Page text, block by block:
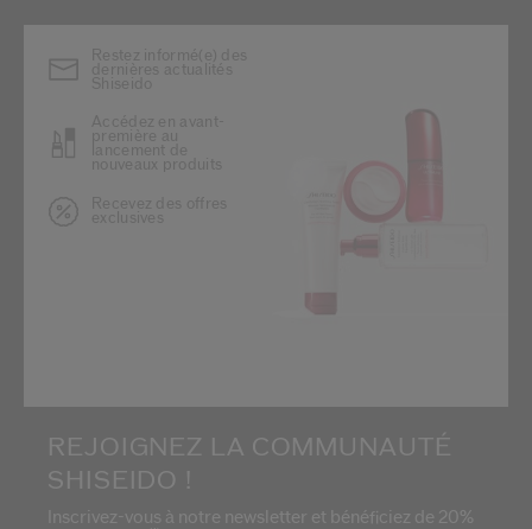
REJOIGNEZ LA COMMUNAUTÉ
SHISEIDO !
Inscrivez-vous à notre newsletter et bénéficiez de 20%